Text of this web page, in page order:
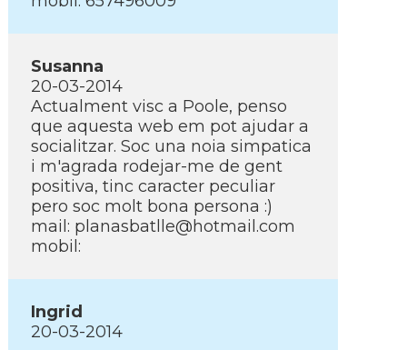
Susanna
20-03-2014
Actualment visc a Poole, penso
que aquesta web em pot ajudar a
socialitzar. Soc una noia simpatica
i m'agrada rodejar-me de gent
positiva, tinc caracter peculiar
pero soc molt bona persona :)
mail: planasbatlle@hotmail.com
mobil:
Ingrid
20-03-2014